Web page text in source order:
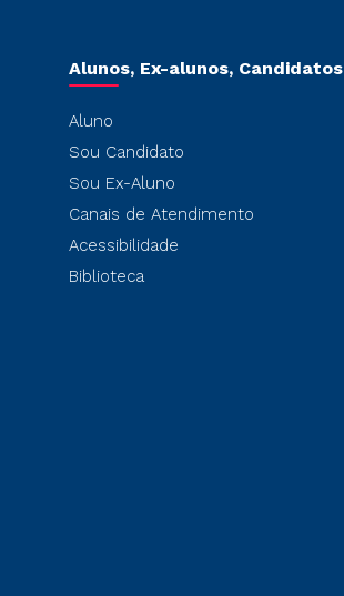
Alunos, Ex-alunos, Candidatos
Aluno
Sou Candidato
Sou Ex-Aluno
Canais de Atendimento
Acessibilidade
Biblioteca